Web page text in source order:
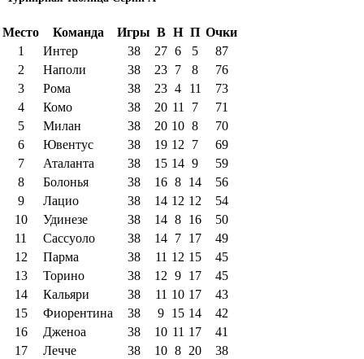
Место Команда Игры В Н П Очки
1
Интер 38 27 6 5
87
2
Наполи 38 23 7 8
76
3
Рома 38 23 4 11
73
4
Комо 38 20 11 7
71
5
Милан 38 20 10 8
70
6
Ювентус 38 19 12 7
69
7
Аталанта 38 15 14 9
59
8
Болонья 38 16 8 14
56
9
Лацио 38 14 12 12
54
10
Удинезе 38 14 8 16
50
11
Сассуоло 38 14 7 17
49
12
Парма 38 11 12 15
45
13
Торино 38 12 9 17
45
14
Кальяри 38 11 10 17
43
15
Фиорентина 38 9 15 14
42
16
Дженоа 38 10 11 17
41
17
Лечче 38 10 8 20
38